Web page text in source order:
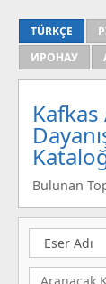
TÜRKÇE
ИРОНАУ
Bulunan